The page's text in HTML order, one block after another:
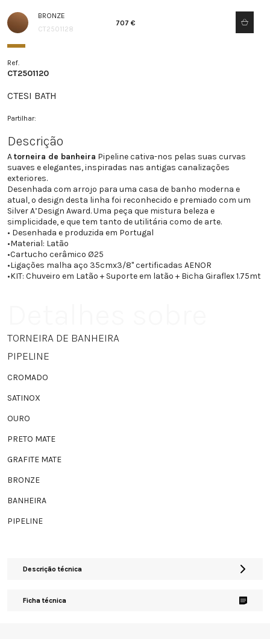
BRONZE
CT2501128
707 €
Ref.
CT2501120
CTESI BATH
Partilhar:
Descrição
Atorneira de banheira Pipeline cativa-nos pelas suas curvas
suaves e elegantes, inspiradas nas antigas canalizações
exteriores.
Desenhada com arrojo para uma casa de banho moderna e
atual, o design desta linha foi reconhecido e premiado com um
Silver A’Design Award. Uma peça que mistura beleza e
simplicidade, e que tem tanto de utilitária como de arte.
• Desenhada e produzida em Portugal
•Material: Latão
•Cartucho cerâmico Ø25
•Ligações malha aço 35cmx3/8" certificadas AENOR
•KIT: Chuveiro em Latão + Suporte em latão + Bicha Giraflex 1.75mt
TORNEIRA DE BANHEIRA
PIPELINE
CROMADO
SATINOX
OURO
PRETO MATE
GRAFITE MATE
BRONZE
BANHEIRA
PIPELINE
Descrição técnica
Ficha técnica